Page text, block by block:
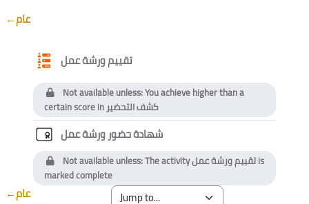
Section outline
←عام
تقييم ورشة عملQuestionnaire
Not available unless: You achieve higher than a
certain score inكشف التحضير
شهادة حضور ورشة عملCustom certificate
Not available unless: The activityتقييم ورشة عملis
marked complete
←عام